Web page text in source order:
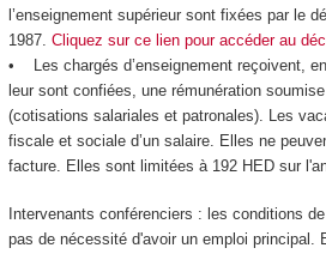
l’enseignement supérieur sont fixées par le
1987. Cliquez sur ce lien pour accéder au
• Les chargés d’enseignement reçoivent,
leur sont confiées, une rémunération
(cotisations salariales et patronales). Les
fiscale et sociale d’un salaire. Elles ne
facture. Elles sont limitées à 192 HED sur
Intervenants conférenciers : les conditions
pas de nécessité d'avoir un emploi principal.